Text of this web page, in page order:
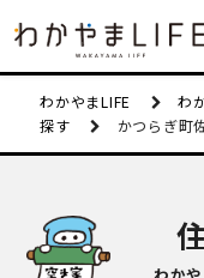
わかやまLIFE わ
探す
かつらぎ町